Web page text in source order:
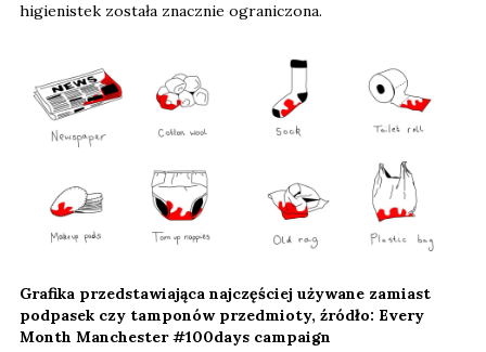
higienistek została znacznie ograniczona.
Grafika przedstawiająca najczęściej używane zamiast
podpasek czy tamponów przedmioty, źródło: Every
Month Manchester #100days campaign